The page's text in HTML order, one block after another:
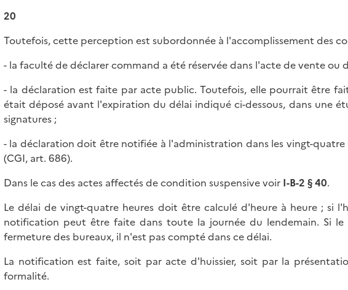
20
Toutefois, cette perception est subordonnée à l'accomplissement des
- la faculté de déclarer command a été réservée dans l'acte de vente ou
- la déclaration est faite par acte public. Toutefois, elle pourrait être
était déposé avant l'expiration du délai indiqué ci-dessous, dans une
signatures ;
- la déclaration doit être notifiée à l'administration dans les vingt-
(CGI, art. 686).
Dans le cas des actes affectés de condition suspensive voir I-B-2 § 40.
Le délai de vingt-quatre heures doit être calculé d'heure à heure ; si
notification peut être faite dans toute la journée du lendemain. Si
fermeture des bureaux, il n'est pas compté dans ce délai.
La notification est faite, soit par acte d'huissier, soit par la
formalité.